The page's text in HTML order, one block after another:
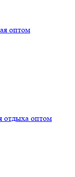
оптом
отдыха оптом